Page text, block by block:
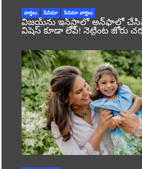
వార్తలు సినిమా సినిమా వార్తలు
విజయ్‌ను ఇన్‌స్టాలో అన్‌ఫాలో చేసిన
విషెస్ కూడా లేవ్! నెట్టింట జోరు